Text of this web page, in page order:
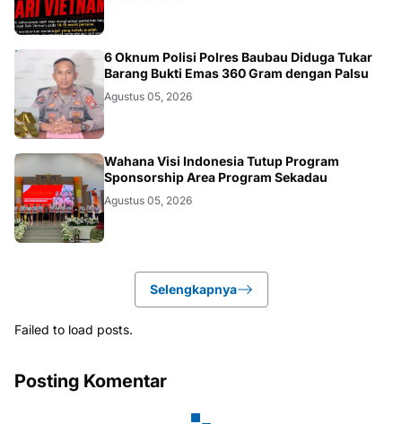
BAUBAU
6 Oknum Polisi Polres Baubau Diduga Tukar
Barang Bukti Emas 360 Gram dengan Palsu
Agustus 05, 2026
KALBAR
Wahana Visi Indonesia Tutup Program
Sponsorship Area Program Sekadau
Agustus 05, 2026
Selengkapnya
Failed to load posts.
Posting Komentar